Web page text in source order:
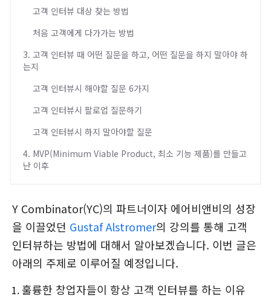
고객 인터뷰 대상 찾는 방법
처음 고객에게 다가가는 방법
3. 고객 인터뷰 때 어떤 질문을 하고, 어떤 질문을 하지 말아야 하
는지
고객 인터뷰시 해야할 질문 6가지
고객 인터뷰시 팔로업 질문하기
고객 인터뷰시 하지 말아야할 질문
4. MVP(Minimum Viable Product, 최소 기능 제품)를 만들고
난 이후
Y Combinator(YC)의 파트너이자 에어비앤비의 성장
을 이끌었던 Gustaf Alstromer의 강의를 통해 고객
인터뷰하는 방법에 대해서 알아보겠습니다. 이번 글은
아래의 주제로 이루어질 예정입니다.
훌륭한 창업자들이 항상 고객 인터뷰를 하는 이유